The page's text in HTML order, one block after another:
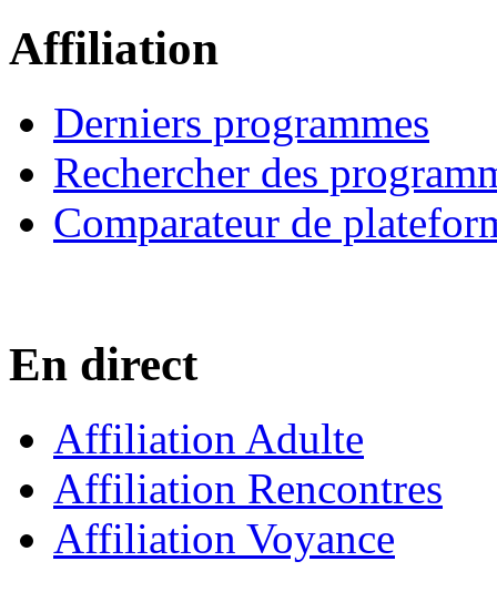
Affiliation
Derniers programmes
Rechercher des
Comparateur de
En direct
Affiliation Adulte
Affiliation Rencontres
Affiliation Voyance